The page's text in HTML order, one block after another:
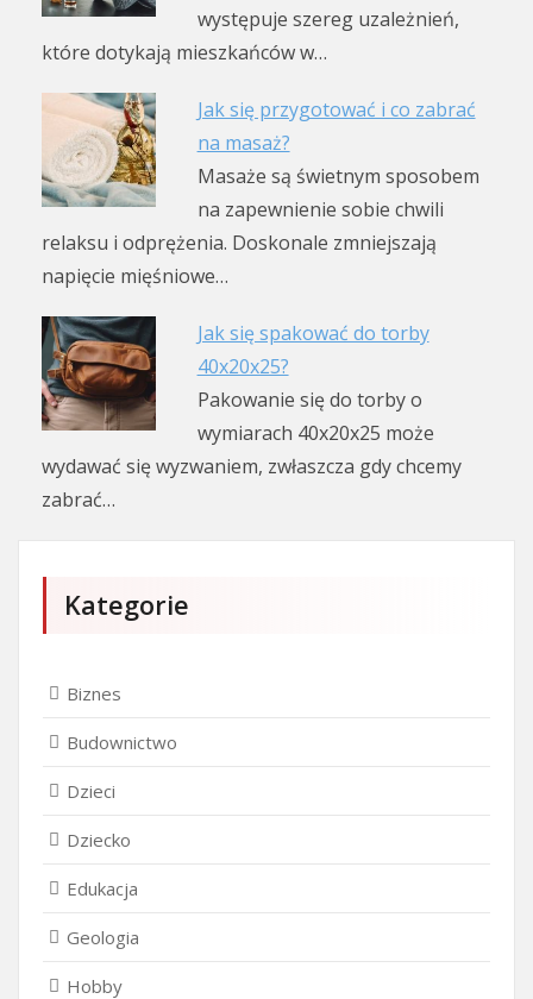
występuje szereg uzależnień,
które dotykają mieszkańców w…
Jak się przygotować i co zabrać
na masaż?
Masaże są świetnym sposobem
na zapewnienie sobie chwili
relaksu i odprężenia. Doskonale zmniejszają
napięcie mięśniowe…
Jak się spakować do torby
40x20x25?
Pakowanie się do torby o
wymiarach 40x20x25 może
wydawać się wyzwaniem, zwłaszcza gdy chcemy
zabrać…
Kategorie
Biznes
Budownictwo
Dzieci
Dziecko
Edukacja
Geologia
Hobby